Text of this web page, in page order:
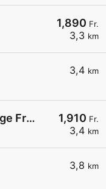
1,890 Fr.
3,3 km
3,4 km
1,910 Fr.
3,4 km
Ruedi Rüssel Tankstelle Garage Franz Wey
3,8 km